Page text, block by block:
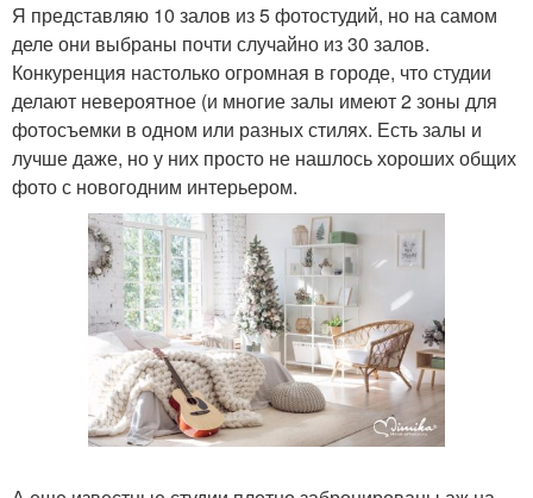
Я представляю 10 залов из 5 фотостудий, но на самом
деле они выбраны почти случайно из 30 залов.
Конкуренция настолько огромная в городе, что студии
делают невероятное (и многие залы имеют 2 зоны для
фотосъемки в одном или разных стилях. Есть залы и
лучше даже, но у них просто не нашлось хороших общих
фото с новогодним интерьером.